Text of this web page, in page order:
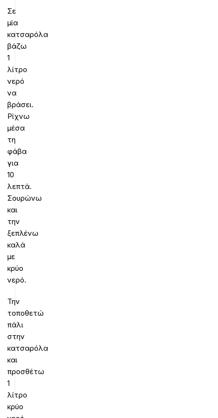
Σε
μία
κατσαρόλα
βάζω
1
λίτρο
νερό
να
βράσει.
Ρίχνω
μέσα
τη
φάβα
για
10
λεπτά.
Σουρώνω
και
την
ξεπλένω
καλά
με
κρύο
νερό.
Την
τοποθετώ
πάλι
στην
κατσαρόλα
και
προσθέτω
1
λίτρο
κρύο